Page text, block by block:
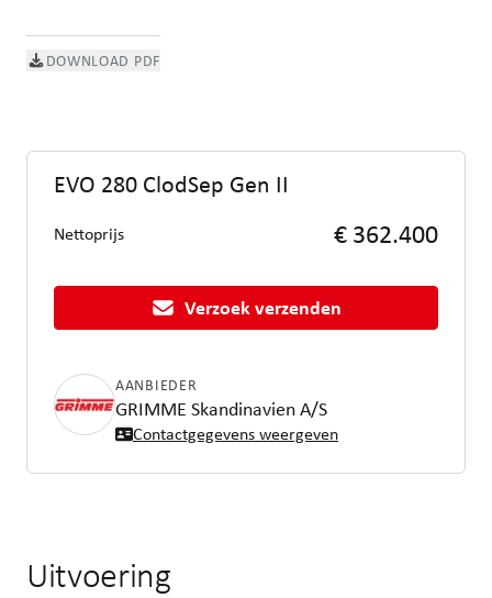
DOWNLOAD PDF
EVO 280 ClodSep Gen II
Nettoprijs € 362.400
Verzoek verzenden
AANBIEDER
GRIMME Skandinavien A/S
Contactgegevens weergeven
Uitvoering